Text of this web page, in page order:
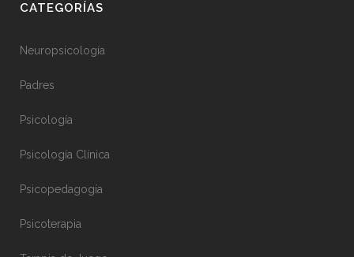
CATEGORÍAS
Neuropsicología
Padres
Psicología
Psicología Clínica
Psicopedagogía
Psicoterapia